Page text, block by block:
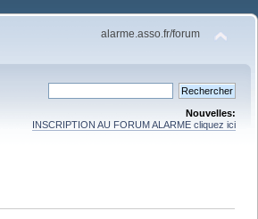
alarme.asso.fr/forum
Nouvelles:
INSCRIPTION AU FORUM ALARME cliquez ici